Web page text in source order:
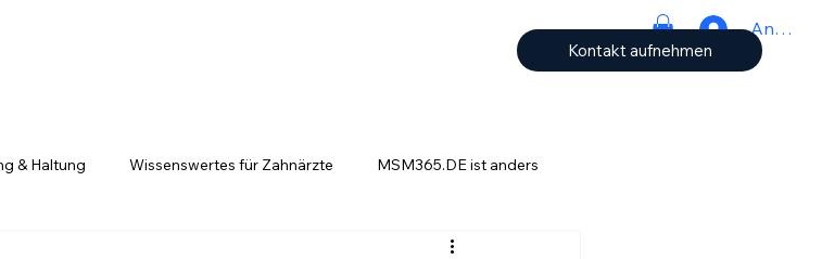
Kontakt aufnehmen
& Haltung Wissenswertes für Zahnärzte MSM365.DE ist anders